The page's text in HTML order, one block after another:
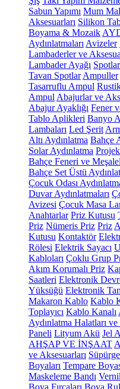
Sabun Yapımı Mum
Aksesuarları Silikon
Boyama & Mozaik
Aydınlatmaları Avizeler
Lambaderler ve
Lambader Ayağı Spotlar
Tavan Spotlar Ampuller
Tasarruflu Ampul
Ampul Abajurlar ve
Abajur Ayaklığı Fener
Tablo Aplikleri Banyo
Lambaları Led Şerit
Altı Aydınlatma Bahçe
Solar Aydınlatma
Bahçe Feneri ve
Bahçe Set Üstü
Çocuk Odası
Duvar Aydınlatmaları
Avizesi Çocuk Masa
Anahtarlar Priz Kutusu
Priz Nümeris Priz Priz
Kutusu Kontaktör
Rölesi Elektrik Sayacı
Kabloları Çoklu Grup
Akım Korumalı Priz
Saatleri Elektronik
Yüksüğü Elektronik
Makaron Kablo Kablo
Toplayıcı Kablo Kanalı
Aydınlatma Halatları
Paneli Lityum Akü Jel
AHŞAP VE İNŞAAT
ve Aksesuarları
Boyaları Tempare
Maskeleme Bandı
Boya Fırçaları Boya